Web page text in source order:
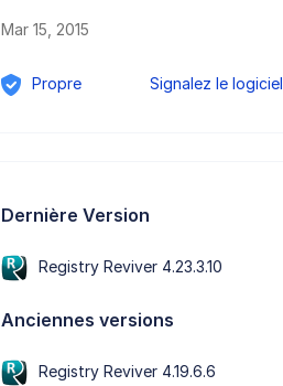
Mar 15, 2015
Propre Signalez le logiciel
Dernière Version
Registry Reviver 4.23.3.10
Anciennes versions
Registry Reviver 4.19.6.6